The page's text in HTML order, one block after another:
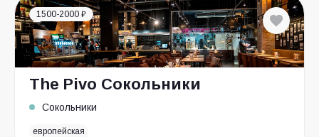
1500-2000 ₽
The Pivo Сокольники
Сокольники
европейская